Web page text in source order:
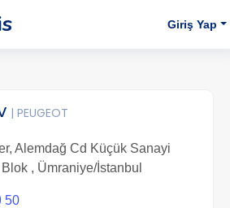
Giriş Yap
| PEUGEOT
Alemdağ Cd Küçük Sanayi
, Ümraniye/İstanbul
50